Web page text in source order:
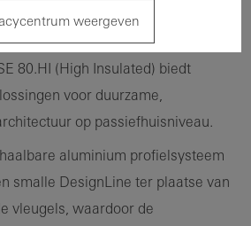
comfort en filigrane optiek - het
geïsoleerde Schüco Schuif- en
80.HI (High Insulated) biedt
voor duurzame,
op passiefhuisniveau.
aluminium profielsysteem
smalle DesignLine ter plaatse van
vleugels, waardoor de
weergeven